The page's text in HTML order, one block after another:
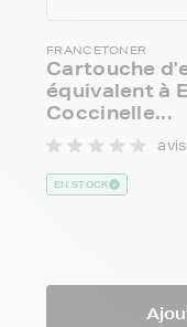
FRANCETONER
Cartouche
équivalent à
Coccinelle...
avis
EN STOCK